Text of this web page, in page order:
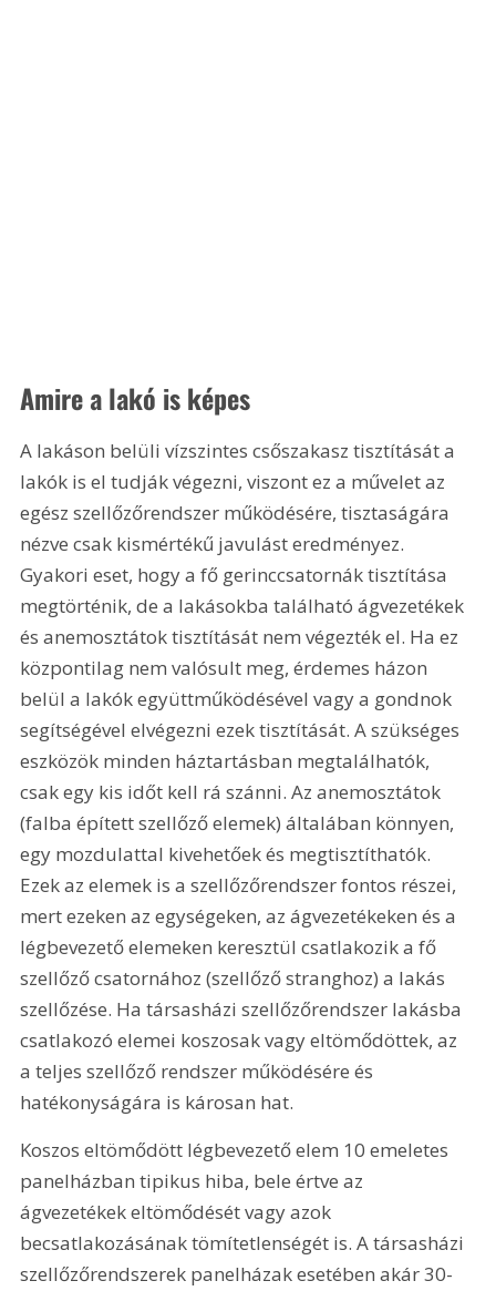
Amire a lakó is képes
A lakáson belüli vízszintes csőszakasz tisztítását a
lakók is el tudják végezni, viszont ez a művelet az
egész szellőzőrendszer működésére, tisztaságára
nézve csak kismértékű javulást eredményez.
Gyakori eset, hogy a fő gerinccsatornák tisztítása
megtörténik, de a lakásokba található ágvezetékek
és anemosztátok tisztítását nem végezték el. Ha ez
központilag nem valósult meg, érdemes házon
belül a lakók együttműködésével vagy a gondnok
segítségével elvégezni ezek tisztítását. A szükséges
eszközök minden háztartásban megtalálhatók,
csak egy kis időt kell rá szánni. Az anemosztátok
(falba épített szellőző elemek) általában könnyen,
egy mozdulattal kivehetőek és megtisztíthatók.
Ezek az elemek is a szellőzőrendszer fontos részei,
mert ezeken az egységeken, az ágvezetékeken és a
légbevezető elemeken keresztül csatlakozik a fő
szellőző csatornához (szellőző stranghoz) a lakás
szellőzése. Ha társasházi szellőzőrendszer lakásba
csatlakozó elemei koszosak vagy eltömődöttek, az
a teljes szellőző rendszer működésére és
hatékonyságára is károsan hat.
Koszos eltömődött légbevezető elem 10 emeletes
panelházban tipikus hiba, bele értve az
ágvezetékek eltömődését vagy azok
becsatlakozásának tömítetlenségét is. A társasházi
szellőzőrendszerek panelházak esetében akár 30-